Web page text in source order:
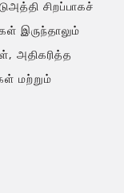
சிறப்பாகச்
இருந்தாலும்
அதிகரித்த
மற்றும்